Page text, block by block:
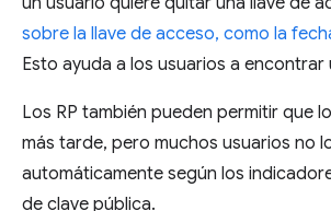
sobre la llave de acceso, como la
Esto ayuda a los usuarios a
Los RP también pueden permitir que
más tarde, pero muchos usuarios no
automáticamente según los
de clave pública.